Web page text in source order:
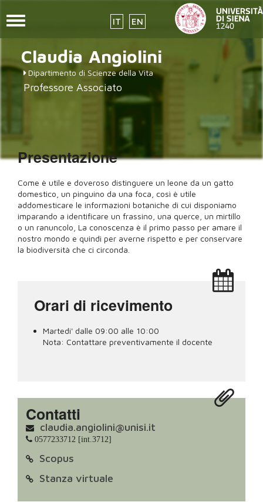
contenuto
principale
IT EN
Toggle
Claudia Angiolini
Dipartimento di Scienze della Vita
Professore Associato
Presentazione
Come è utile e doveroso distinguere un leone da un gatto
domestico, un pinguino da una foca, così è utile
addomesticare le informazioni botaniche di cui disponiamo
imparando a identificare un frassino, una querce, un mirtillo
o un ranuncolo, La conoscenza è il primo passo per amare il
nostro mondo e quindi per averne rispetto e per conservare
la biodiversità che ci circonda.
Orari di ricevimento
Martedi' dalle 09:00 alle 10:00
Nota: Contattare preventivamente il docente
Contatti
claudia.angiolini@unisi.it
0577233712 [int.3712]
Scopus
Stanza virtuale